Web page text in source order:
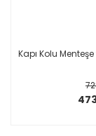
Kapı Kolu